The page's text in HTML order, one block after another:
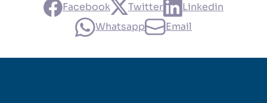
Facebook Twitter
Linkedin
Whatsapp
Email